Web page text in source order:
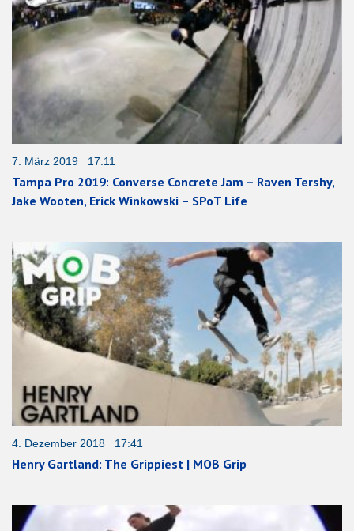
7. März 2019 17:11
Tampa Pro 2019: Converse Concrete Jam – Raven Tershy,
Jake Wooten, Erick Winkowski – SPoT Life
4. Dezember 2018 17:41
Henry Gartland: The Grippiest | MOB Grip